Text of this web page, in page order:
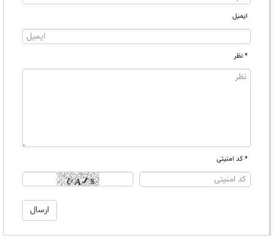
ایمیل
* نظر
* کد امنیتی